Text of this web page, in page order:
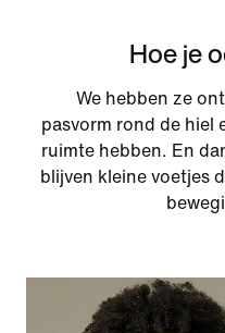
Hoe je
We hebben ze
pasvorm rond de hiel
ruimte hebben. En
blijven kleine voetjes